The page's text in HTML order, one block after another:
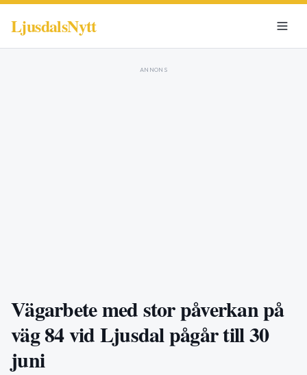
LjusdalsNytt
ANNONS
Vägarbete med stor påverkan på
väg 84 vid Ljusdal pågår till 30
juni